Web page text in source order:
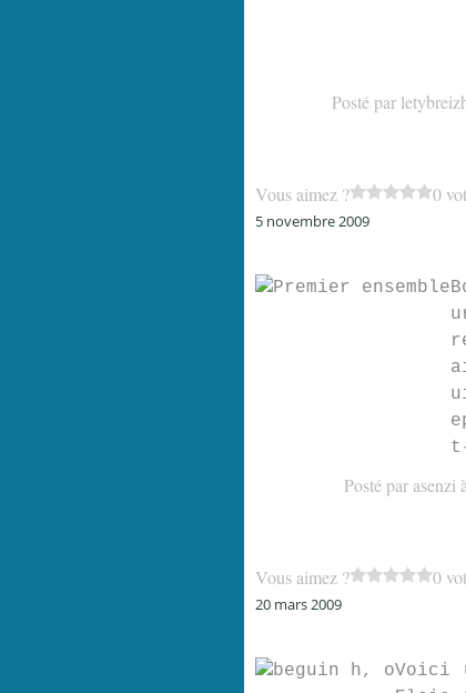
Posté par
Vous aimez ? 0
5 novembre 2009
Posté par asenzi
Vous aimez ? 0
20 mars 2009
Voici